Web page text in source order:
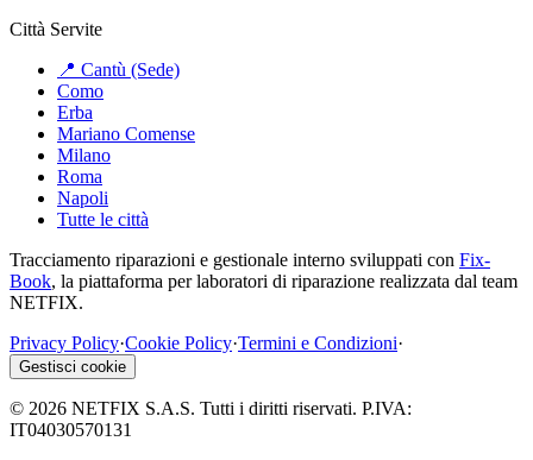
Città Servite
📍 Cantù (Sede)
Como
Erba
Mariano Comense
Milano
Roma
Napoli
Tutte le città
Tracciamento riparazioni e gestionale interno sviluppati con Fix-
Book, la piattaforma per laboratori di riparazione realizzata dal team
NETFIX.
Privacy Policy·Cookie Policy·Termini e Condizioni·
Gestisci cookie
© 2026 NETFIX S.A.S. Tutti i diritti riservati. P.IVA:
IT04030570131